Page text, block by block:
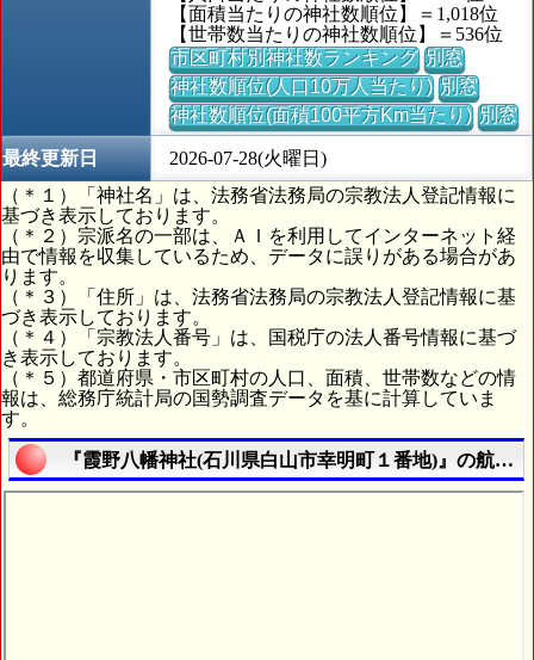
【面積当たりの神社数順位】＝1,018位
【世帯数当たりの神社数順位】＝536位
市区町村別神社数ランキング 別窓
神社数順位(人口10万人当たり) 別窓
神社数順位(面積100平方Km当たり) 別窓
最終更新日
2026-07-28(火曜日)
（＊１）「神社名」は、法務省法務局の宗教法人登記情報に
基づき表示しております。
（＊２）宗派名の一部は、ＡＩを利用してインターネット経
由で情報を収集しているため、データに誤りがある場合があ
ります。
（＊３）「住所」は、法務省法務局の宗教法人登記情報に基
づき表示しております。
（＊４）「宗教法人番号」は、国税庁の法人番号情報に基づ
き表示しております。
（＊５）都道府県・市区町村の人口、面積、世帯数などの情
報は、総務庁統計局の国勢調査データを基に計算していま
す。
『霞野八幡神社(石川県白山市幸明町１番地)』の航空